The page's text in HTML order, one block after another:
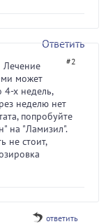
Ответить
#2
Лечение
может
4-х недель,
неделю нет
попробуйте
на "Ламизил".
не стоит,
ответить